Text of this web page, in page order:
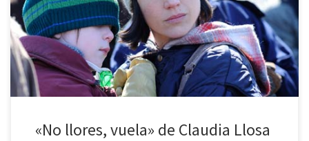
partió en dos mitades irreconciliables la vida. Un tiempo tiende a
avanzar hacia adelante, durante la infancia, para poder
encontrarse de bruces con ese instante crítico. El otro […]
«No llores, vuela» de Claudia Llosa